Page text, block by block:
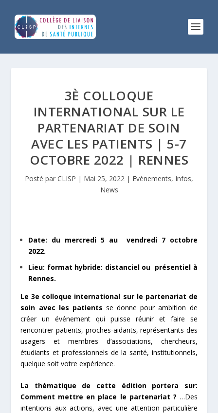
3È COLLOQUE
INTERNATIONAL SUR LE
PARTENARIAT DE SOIN
AVEC LES PATIENTS | 5-7
OCTOBRE 2022 | RENNES
Posté par CLISP | Mai 25, 2022 | Evènements, Infos,
News
Date: du mercredi 5 au vendredi 7 octobre
2022.
Lieu: format hybride: distanciel ou présentiel à
Rennes.
Le 3e colloque international sur le partenariat de
soin avec les patients se donne pour ambition de
créer un événement qui puisse réunir et faire se
rencontrer patients, proches-aidants,représentants des
usagers et membres d’associations, chercheurs,
étudiants et professionnels de la santé, institutionnels,
quelque soit votre expérience.
La thématique de cette édition portera sur:
Comment mettre en place le partenariat ? …Des
intentions aux actions, avec une attention particulière